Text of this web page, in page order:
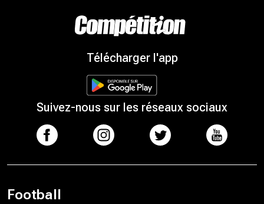
Télécharger l'app
Suivez-nous sur les réseaux sociaux
Football